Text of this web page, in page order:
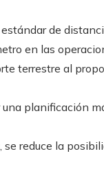
de
en las
terrestre al
planificación
reduce la